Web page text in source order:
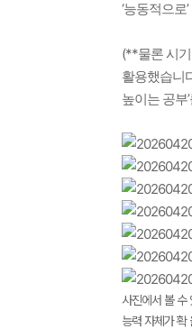
‘능동적으
(**물론 시
활용했습니
높이는 공부
사진에서 볼 수
능력 자체가 확